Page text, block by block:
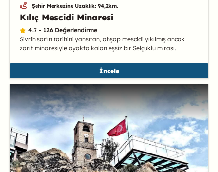
Şehir Merkezine Uzaklık: 94,2km.
Kılıç Mescidi Minaresi
4.7 - 126 Değerlendirme
Sivrihisar'ın tarihini yansıtan, ahşap mescidi yıkılmış ancak
zarif minaresiyle ayakta kalan eşsiz bir Selçuklu mirası.
İncele